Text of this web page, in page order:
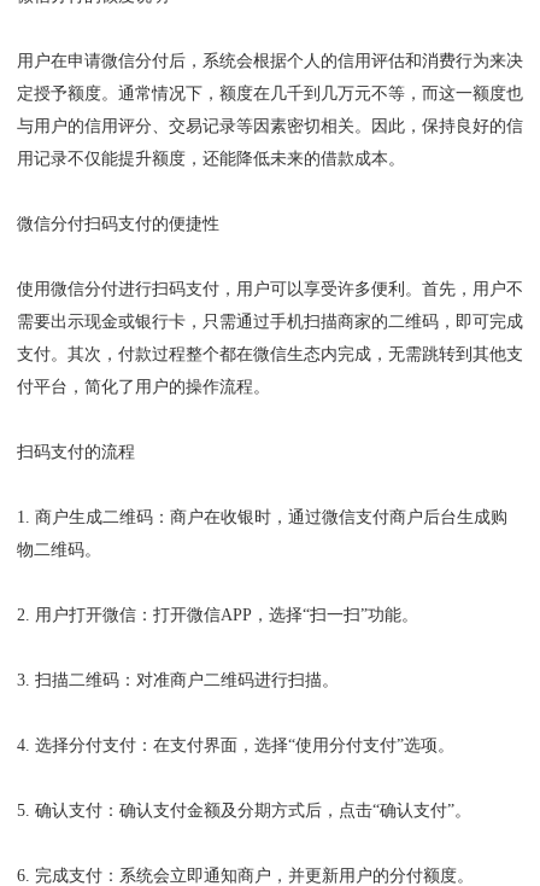
用户在申请微信分付后，系统会根据个人的信用评估和消费行为来决
定授予额度。通常情况下，额度在几千到几万元不等，而这一额度也
与用户的信用评分、交易记录等因素密切相关。因此，保持良好的信
用记录不仅能提升额度，还能降低未来的借款成本。
微信分付扫码支付的便捷性
使用微信分付进行扫码支付，用户可以享受许多便利。首先，用户不
需要出示现金或银行卡，只需通过手机扫描商家的二维码，即可完成
支付。其次，付款过程整个都在微信生态内完成，无需跳转到其他支
付平台，简化了用户的操作流程。
扫码支付的流程
1. 商户生成二维码：商户在收银时，通过微信支付商户后台生成购
物二维码。
2. 用户打开微信：打开微信APP，选择“扫一扫”功能。
3. 扫描二维码：对准商户二维码进行扫描。
4. 选择分付支付：在支付界面，选择“使用分付支付”选项。
5. 确认支付：确认支付金额及分期方式后，点击“确认支付”。
6. 完成支付：系统会立即通知商户，并更新用户的分付额度。